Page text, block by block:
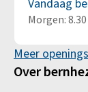
Vandaag
Morgen:
Meer
Over